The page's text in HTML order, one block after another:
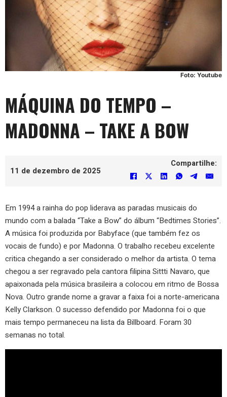
Foto: Youtube
MÁQUINA DO TEMPO –
MADONNA – TAKE A BOW
11 de dezembro de 2025
Compartilhe:
Em 1994 a rainha do pop liderava as paradas musicais do
mundo com a balada “Take a Bow” do álbum “Bedtimes Stories”.
A música foi produzida por Babyface (que também fez os
vocais de fundo) e por Madonna. O trabalho recebeu excelente
critica chegando a ser considerado o melhor da artista. O tema
chegou a ser regravado pela cantora filipina Sittti Navaro, que
apaixonada pela música brasileira a colocou em ritmo de Bossa
Nova. Outro grande nome a gravar a faixa foi a norte-americana
Kelly Clarkson. O sucesso defendido por Madonna foi o que
mais tempo permaneceu na lista da Billboard. Foram 30
semanas no total.